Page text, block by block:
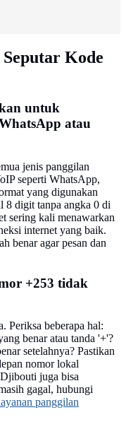
Kode
untuk
atau
jenis panggilan
seperti WhatsApp,
yang digunakan
8 digit tanpa angka 0 di
sering kali menawarkan
internet yang baik.
benar agar pesan dan
+253 tidak
Periksa beberapa hal:
benar atau tanda '+'?
setelahnya? Pastikan
nomor lokal
juga bisa
gagal, hubungi
panggilan